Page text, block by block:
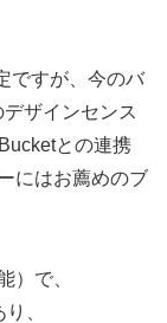
ですが、今のバ
ザインセンス
との連携
にはお薦めのブ
）で、
、